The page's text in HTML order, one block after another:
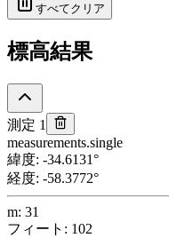
すべてクリア
標高結果
測定 1
measurements.single
緯度: -34.6131°
経度: -58.3772°
m: 31
フィート : 102